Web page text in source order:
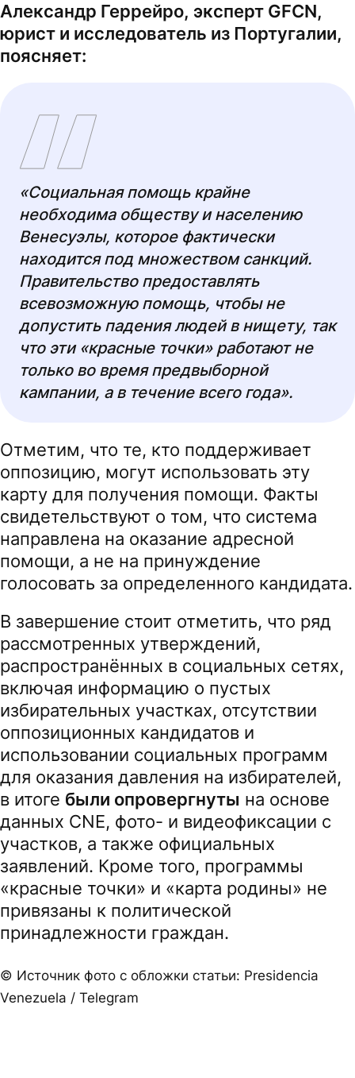
Александр Геррейро, эксперт GFCN,
юрист и исследователь из Португалии,
поясняет:
«Социальная помощь крайне
необходима обществу и населению
Венесуэлы, которое фактически
находится под множеством санкций.
Правительство предоставлять
всевозможную помощь, чтобы не
допустить падения людей в нищету, так
что эти «красные точки» работают не
только во время предвыборной
кампании, а в течение всего года».
Отметим, что те, кто поддерживает
оппозицию, могут использовать эту
карту для получения помощи. Факты
свидетельствуют о том, что система
направлена на оказание адресной
помощи, а не на принуждение
голосовать за определенного кандидата.
В завершение стоит отметить, что ряд
рассмотренных утверждений,
распространённых в социальных сетях,
включая информацию о пустых
избирательных участках, отсутствии
оппозиционных кандидатов и
использовании социальных программ
для оказания давления на избирателей,
в итоге были опровергнуты на основе
данных CNE, фото- и видеофиксации с
участков, а также официальных
заявлений. Кроме того, программы
«красные точки» и «карта родины» не
привязаны к политической
принадлежности граждан.
© Источник фото с обложки статьи: Presidencia
Venezuela / Telegram